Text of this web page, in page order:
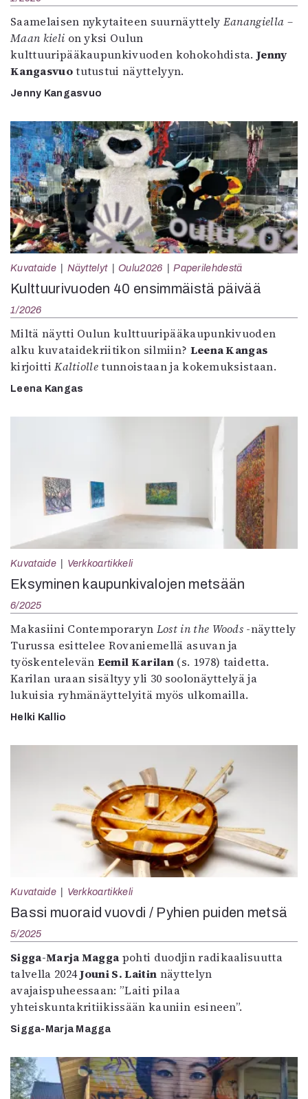
Saamelaisen nykytaiteen suurnäyttely Eanangiella –
Maan kieli on yksi Oulun
kulttuuripääkaupunkivuoden kohokohdista.Jenny
Kangasvuotutustui näyttelyyn.
Jenny Kangasvuo
Kuvataide Näyttelyt Oulu2026 Paperilehdestä
Kulttuurivuoden 40 ensimmäistä päivää
1/2026
Miltä näytti Oulun kulttuuripääkaupunkivuoden
alku kuvataidekriitikon silmiin? Leena Kangas
kirjoittiKaltiolletunnoistaan ja kokemuksistaan.
Leena Kangas
Kuvataide Verkkoartikkeli
Eksyminen kaupunkivalojen metsään
6/2025
Makasiini Contemporaryn Lost in the Woods -näyttely
Turussa esittelee Rovaniemellä asuvan ja
työskentelevän Eemil Karilan(s. 1978) taidetta.
Karilan uraan sisältyy yli 30 soolonäyttelyä ja
lukuisia ryhmänäyttelyitä myös ulkomailla.
Helki Kallio
Kuvataide Verkkoartikkeli
Bassi muoraid vuovdi / Pyhien puiden metsä
5/2025
Sigga-Marja Magga pohti duodjin radikaalisuutta
talvella 2024Jouni S. Laitin näyttelyn
avajaispuheessaan: ”Laiti pilaa
yhteiskuntakritiikissään kauniin esineen”.
Sigga-Marja Magga